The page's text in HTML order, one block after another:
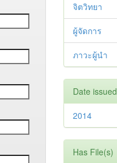
จิตวิทยา
ผู้จัดการ
ภาวะผู้นำ
Date issued
2014
Has File(s)